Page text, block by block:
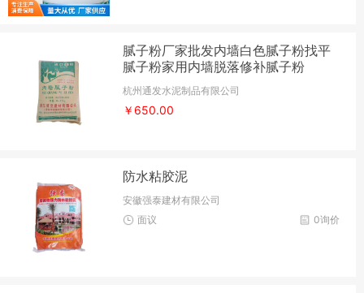
腻子粉厂家批发内墙白色腻子粉找平
腻子粉家用内墙脱落修补腻子粉
杭州通发水泥制品有限公司
￥650.00
防水粘胶泥
安徽强泰建材有限公司
0询价
面议